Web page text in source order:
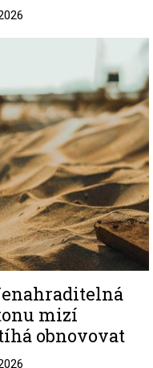
mizí
obnovovat